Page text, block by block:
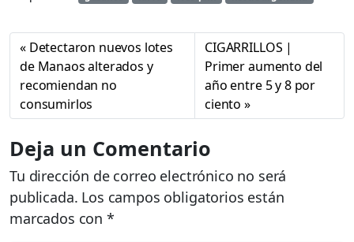
Detectaron nuevos lotes
de Manaos alterados y
recomiendan no
consumirlos
CIGARRILLOS |
Primer aumento del
año entre 5 y 8 por
ciento
Deja un Comentario
Tu dirección de correo electrónico no será
publicada. Los campos obligatorios están
marcados con *